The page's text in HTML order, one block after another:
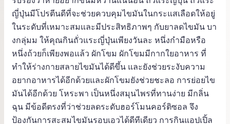
ญี่ปุ่นมีโปรตีนดีที่จะช่วยควบคุมไขมันในกระแสเลือดให้อยู่
ในระดับที่เหมาะสมและมีประสิทธิภาพๆ กับยาลดไขมัน บา
งกลุ่มม ให้คุณกินถั่วแระญี่ปุ่นเพียงวันละ หนึ่งกำมือหรือ
หนึ่งถ้วยก็เพียงพอแล้ว ผักโขม ผักโขมมีกากใยอาหาร ที่
ทำให้ร่างกายสลายไขมันได้ดีขึ้น และยังช่วยระงับความ
อยากอาหารได้อีกด้วยและผักโขมยังช่วยชะลอ การย่อยไข
มันได้อีกด้วย โหระพา เป็นหนึ่งสมุนไพรที่ทานง่าย มีกลิ่น
ฉุน มีข้อดีตรงที่ว่าช่วยลดระดับฮอร์โมนคอร์ติซอล จึง
ป้องกันการสะสมไขมันรอบเอวได้ดีทีเดียว การกินแอปเปิ้ล